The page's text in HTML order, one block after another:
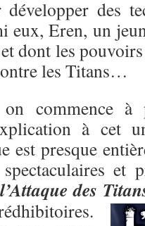
développer des
eux, Eren, un
dont les
les Titans…
commence à
à cet
est presque
et
l’Attaque des